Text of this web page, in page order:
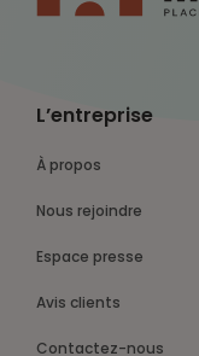
L’entreprise
À propos
Nous rejoindre
Espace presse
Avis clients
Contactez-nous